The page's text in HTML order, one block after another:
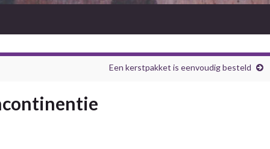
Een kerstpakket is eenvoudig besteld